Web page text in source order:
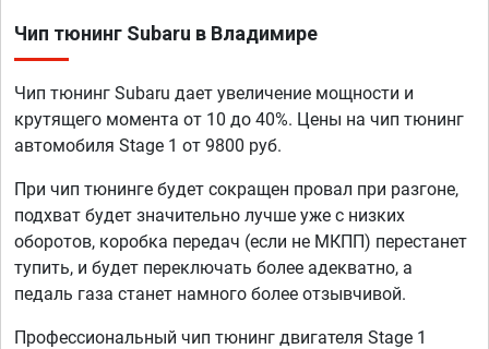
Чип тюнинг Subaru в Владимире
Чип тюнинг Subaru дает увеличение мощности и
крутящего момента от 10 до 40%. Цены на чип тюнинг
автомобиля Stage 1 от 9800 руб.
При чип тюнинге будет сокращен провал при разгоне,
подхват будет значительно лучше уже с низких
оборотов, коробка передач (если не МКПП) перестанет
тупить, и будет переключать более адекватно, а
педаль газа станет намного более отзывчивой.
Профессиональный чип тюнинг двигателя Stage 1